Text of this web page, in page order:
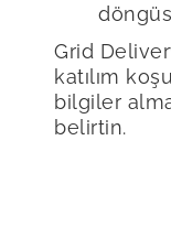
Grid
katılım
bilgiler
belirtin.